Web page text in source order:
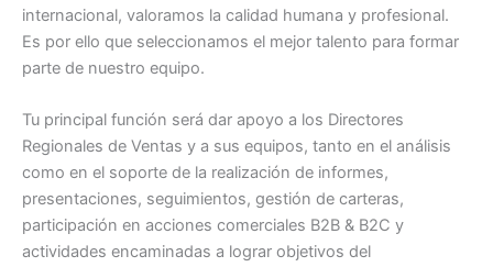
internacional, valoramos la calidad humana y profesional.
Es por ello que seleccionamos el mejor talento para formar
parte de nuestro equipo.
Tu principal función será dar apoyo a los Directores
Regionales de Ventas y a sus equipos, tanto en el análisis
como en el soporte de la realización de informes,
presentaciones, seguimientos, gestión de carteras,
participación en acciones comerciales B2B & B2C y
actividades encaminadas a lograr objetivos del